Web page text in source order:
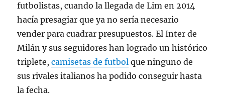
futbolistas, cuando la llegada de Lim en 2014
hacía presagiar que ya no sería necesario
vender para cuadrar presupuestos. El Inter de
Milán y sus seguidores han logrado un histórico
triplete,camisetas de futbol que ninguno de
sus rivales italianos ha podido conseguir hasta
la fecha.